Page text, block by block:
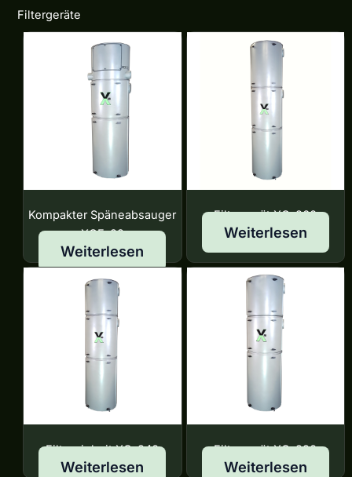
Filtergeräte
Kompakter Späneabsauger
XCF-22
Weiterlesen
Filtergerät XC-260
Weiterlesen
Filtereinheit XC-240
Weiterlesen
Filtergerät XC-220
Weiterlesen